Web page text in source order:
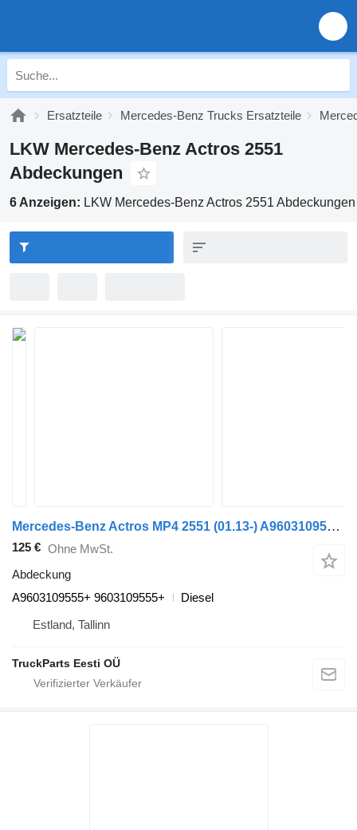
Ersatzteile Mercedes-Benz Trucks Ersatzteile
LKW Mercedes-Benz Actros 2551
Abdeckungen
6 Anzeigen: LKW Mercedes-Benz Actros 2551 Abdeckungen
Mercedes-Benz Actros MP4 2551 (01.13-) A9603109555+ Abdeckung für Mercedes-Benz Actros MP4 Antos Arocs (2012-) LKW
125 € Ohne MwSt.
Abdeckung
A9603109555+ 9603109555+
Diesel
Estland, Tallinn
TruckParts Eesti OÜ